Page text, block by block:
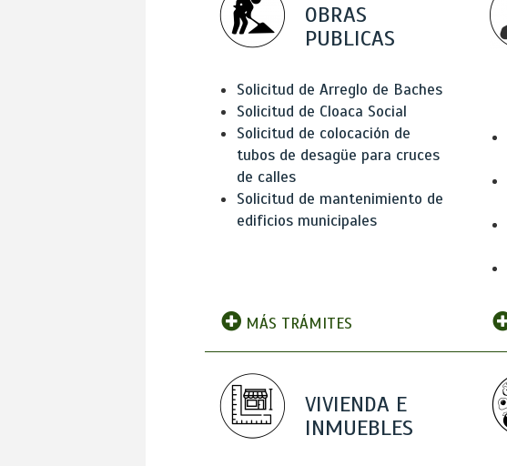
OBRAS
PUBLICAS
Solicitud de Arreglo de Baches
Solicitud de Cloaca Social
Solicitud de colocación de
tubos de desagüe para cruces
de calles
Solicitud de mantenimiento de
edificios municipales
MÁS TRÁMITES
VIVIENDA E
INMUEBLES